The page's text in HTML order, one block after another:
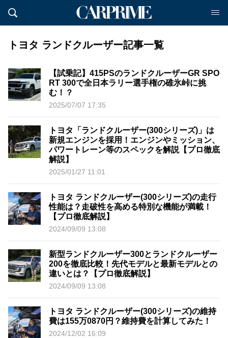
トヨタ ランドクルーザー記事一覧
【試乗記】415PSのランドクルーザーGR SPO
RT 300で全日本ラリー選手権の碓氷峠に挑
む！？
2025/07/07 17:35
トヨタ「ランドクルーザー(300シリーズ)」は
新規エンジンを採用！エンジンやミッション、
パワートレーン等のスペックを解説【プロ徹底
解説】
2025/01/27 11:01
トヨタ ランドクルーザー(300シリーズ)の走行
性能は？走破性を高める特別な機能が満載！
【プロ徹底解説】
2024/09/09 13:08
新型ランドクルーザー300とランドクルーザー
200を徹底比較！先代モデルと最新モデルとの
違いとは？【プロ徹底解説】
2024/09/09 13:08
トヨタ ランドクルーザー(300シリーズ)の維持
費は155万0870円？維持費を計算してみた！
2024/12/02 16:09